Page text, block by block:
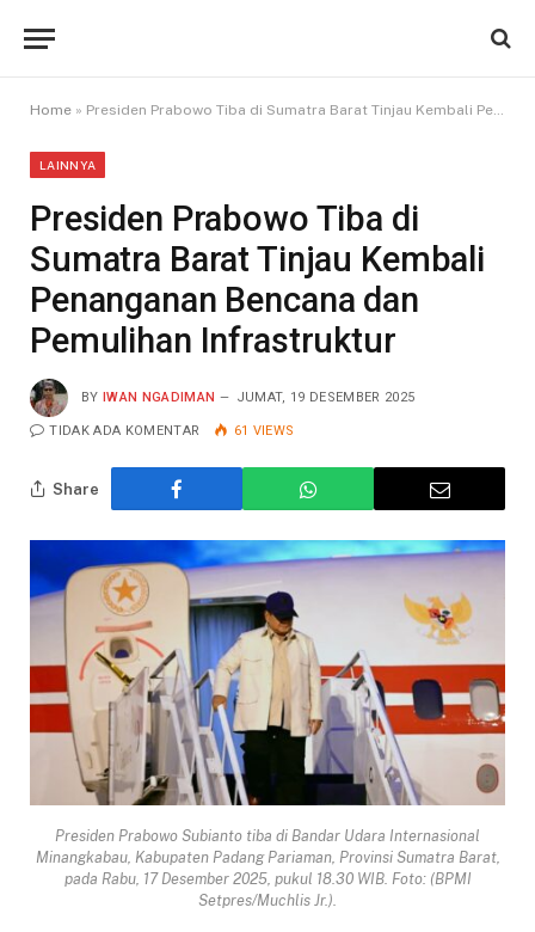
Home » Presiden Prabowo Tiba di Sumatra Barat Tinjau Kembali Penanganan Bencana dan Pemulihan Infrastruktur
LAINNYA
Presiden Prabowo Tiba di
Sumatra Barat Tinjau Kembali
Penanganan Bencana dan
Pemulihan Infrastruktur
BY IWAN NGADIMAN JUMAT, 19 DESEMBER 2025
TIDAK ADA KOMENTAR 61 VIEWS
Share
Presiden Prabowo Subianto tiba di Bandar Udara Internasional
Minangkabau, Kabupaten Padang Pariaman, Provinsi Sumatra Barat,
pada Rabu, 17 Desember 2025, pukul 18.30 WIB. Foto: (BPMI
Setpres/Muchlis Jr.).